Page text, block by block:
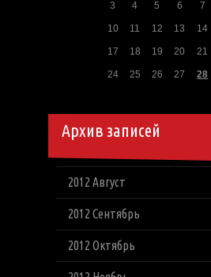
3 4 5 6 7
10 11 12 13 14
17 18 19 20 21
24 25 26 27 28
Архив записей
2012 Август
2012 Сентябрь
2012 Октябрь